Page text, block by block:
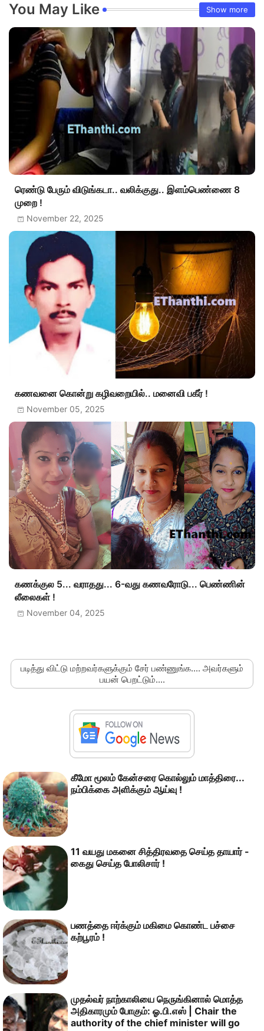
You May Like Show more
ரெண்டு பேரும் விடுங்கடா.. வலிக்குது.. இளம்பெண்ணை 8
முறை !
November 22, 2025
கணவனை கொன்று கழிவறையில்.. மனைவி பகீர் !
November 05, 2025
கணக்குல 5... வராதது... 6-வது கணவரோடு... பெண்ணின்
லீலைகள் !
November 04, 2025
படித்து விட்டு மற்றவர்களுக்கும் சேர் பண்ணுங்க.... அவர்களும்
பயன் பெறட்டும்....
கீமோ மூலம் கேன்சரை கொல்லும் மாத்திரை...
நம்பிக்கை அளிக்கும் ஆய்வு !
11 வயது மகனை சித்திரவதை செய்த தாயார் -
கைது செய்த போலிசார் !
பணத்தை ஈர்க்கும் மகிமை கொண்ட பச்சை
கற்பூரம் !
முதல்வர் நாற்காலியை நெருங்கினால் மொத்த
அதிகாரமும் போகும்: ஓ.பி.எஸ் | Chair the
authority of the chief minister will go